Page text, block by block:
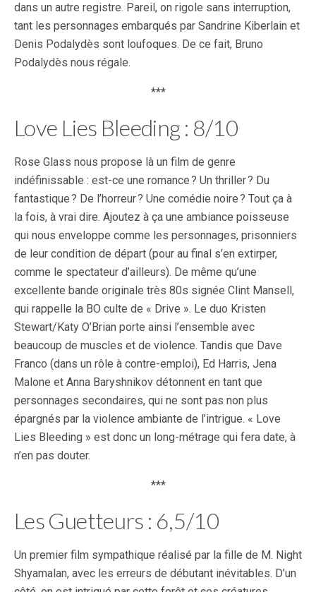
dans un autre registre. Pareil, on rigole sans interruption,
tant les personnages embarqués par Sandrine Kiberlain et
Denis Podalydès sont loufoques. De ce fait, Bruno
Podalydès nous régale.
***
Love Lies Bleeding : 8/10
Rose Glass nous propose là un film de genre
indéfinissable : est-ce une romance ? Un thriller ? Du
fantastique ? De l’horreur ? Une comédie noire ? Tout ça à
la fois, à vrai dire. Ajoutez à ça une ambiance poisseuse
qui nous enveloppe comme les personnages, prisonniers
de leur condition de départ (pour au final s’en extirper,
comme le spectateur d’ailleurs). De même qu’une
excellente bande originale très 80s signée Clint Mansell,
qui rappelle la BO culte de « Drive ». Le duo Kristen
Stewart/Katy O’Brian porte ainsi l’ensemble avec
beaucoup de muscles et de violence. Tandis que Dave
Franco (dans un rôle à contre-emploi), Ed Harris, Jena
Malone et Anna Baryshnikov détonnent en tant que
personnages secondaires, qui ne sont pas non plus
épargnés par la violence ambiante de l’intrigue. « Love
Lies Bleeding » est donc un long-métrage qui fera date, à
n’en pas douter.
***
Les Guetteurs : 6,5/10
Un premier film sympathique réalisé par la fille de M. Night
Shyamalan, avec les erreurs de débutant inévitables. D’un